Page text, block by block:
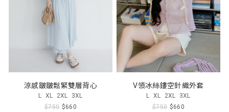
涼感皺皺鬆緊雙層背心
L XL 2XL 3XL
$750 $660
V領冰絲鏤空針織外套
L XL 2XL 3XL
$750 $660